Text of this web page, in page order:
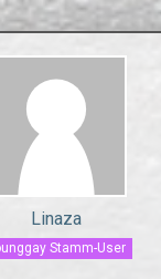
Linaza
Stamm-User